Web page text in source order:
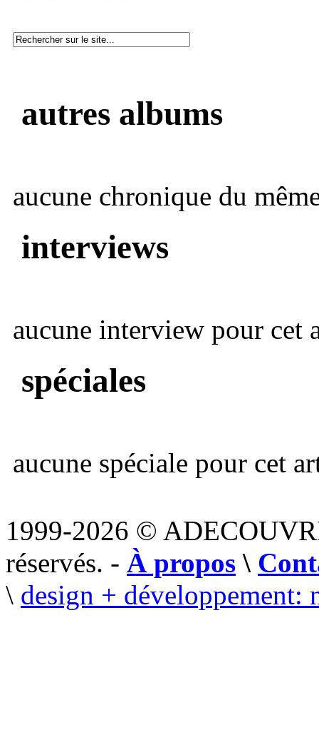
autres albums
aucune chronique du
interviews
aucune interview pour cet
spéciales
aucune spéciale pour cet
1999-2026 ©
réservés. - À propos \
\ design + développement: